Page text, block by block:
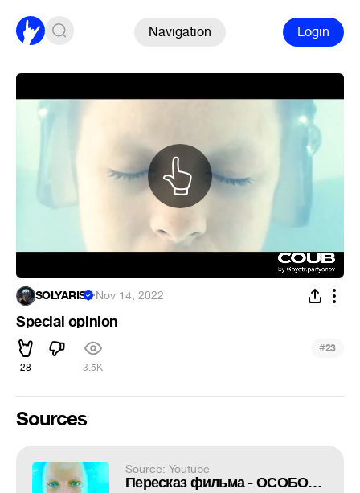
Navigation Login
SOLYARIS ·Nov 14, 2022
Special opinion
28 3.5K
#23
Sources
Source: Youtube
Пересказ фильма - ОСОБОЕ МНЕНИЕ - 2002г